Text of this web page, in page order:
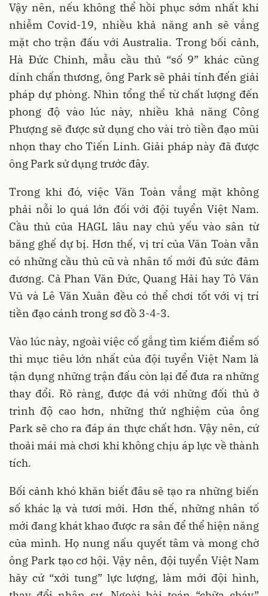
Vậy nên, nếu không thể hồi phục sớm nhất khi
nhiễm Covid-19, nhiều khả năng anh sẽ vắng
mặt cho trận đấu với Australia. Trong bối cảnh,
Hà Đức Chinh, mẫu cầu thủ “số 9” khác cũng
dính chấn thương, ông Park sẽ phải tính đến giải
pháp dự phòng. Nhìn tổng thể từ chất lượng đến
phong độ vào lúc này, nhiều khả năng Công
Phượng sẽ được sử dụng cho vài trò tiền đạo mũi
nhọn thay cho Tiến Linh. Giải pháp này đã được
ông Park sử dụng trước đây.
Trong khi đó, việc Văn Toàn vắng mặt không
phải nỗi lo quá lớn đối với đội tuyển Việt Nam.
Cầu thủ của HAGL lâu nay chủ yếu vào sân từ
băng ghế dự bị. Hơn thế, vị trí của Văn Toàn vẫn
có những cầu thủ cũ và nhân tố mới đủ sức đảm
đương. Cả Phan Văn Đức, Quang Hải hay Tô Văn
Vũ và Lê Văn Xuân đều có thể chơi tốt với vị trí
tiền đạo cánh trong sơ đồ 3-4-3.
Vào lúc này, ngoài việc cố gắng tìm kiếm điểm số
thì mục tiêu lớn nhất của đội tuyển Việt Nam là
tận dụng những trận đấu còn lại để đưa ra những
thay đổi. Rõ ràng, được đá với những đối thủ ở
trình độ cao hơn, những thử nghiệm của ông
Park sẽ cho ra đáp án thực chất hơn. Vậy nên, cứ
thoải mái mà chơi khi không chịu áp lực về thành
tích.
Bối cảnh khó khăn biết đâu sẽ tạo ra những biến
số khác lạ và tươi mới. Hơn thế, những nhân tố
mới đang khát khao được ra sân để thể hiện năng
của mình. Họ nung nấu quyết tâm và mong chờ
ông Park tạo cơ hội. Vậy nên, đội tuyển Việt Nam
hãy cứ “xới tung” lực lượng, làm mới đội hình,